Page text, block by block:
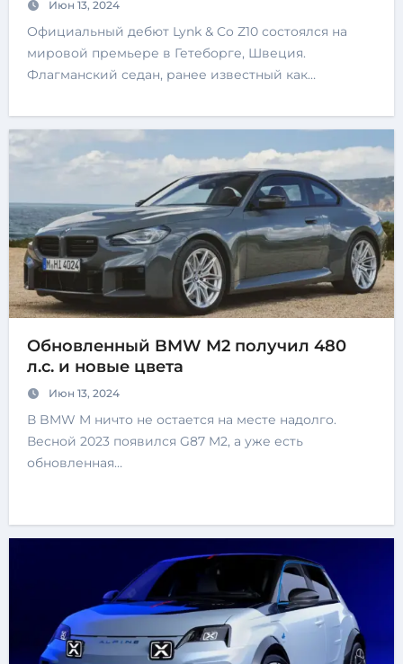
Июн 13, 2024
Официальный дебют Lynk & Co Z10 состоялся на
мировой премьере в Гетеборге, Швеция.
Флагманский седан, ранее известный как…
Обновленный BMW M2 получил 480
л.с. и новые цвета
Июн 13, 2024
В BMW M ничто не остается на месте надолго.
Весной 2023 появился G87 M2, а уже есть
обновленная…